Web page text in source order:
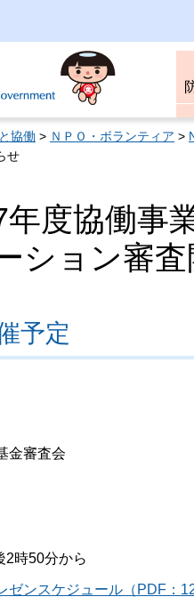
協働 > ＮＰＯ・ボランティア >
せ
度協働事
ション審
予定
金審査会
2時50分から
ンスケジュール（PDF：